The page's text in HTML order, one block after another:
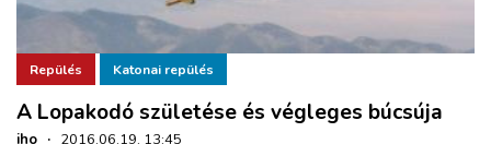
Repülés Katonai repülés
A Lopakodó születése és végleges búcsúja
iho · 2016.06.19. 13:45